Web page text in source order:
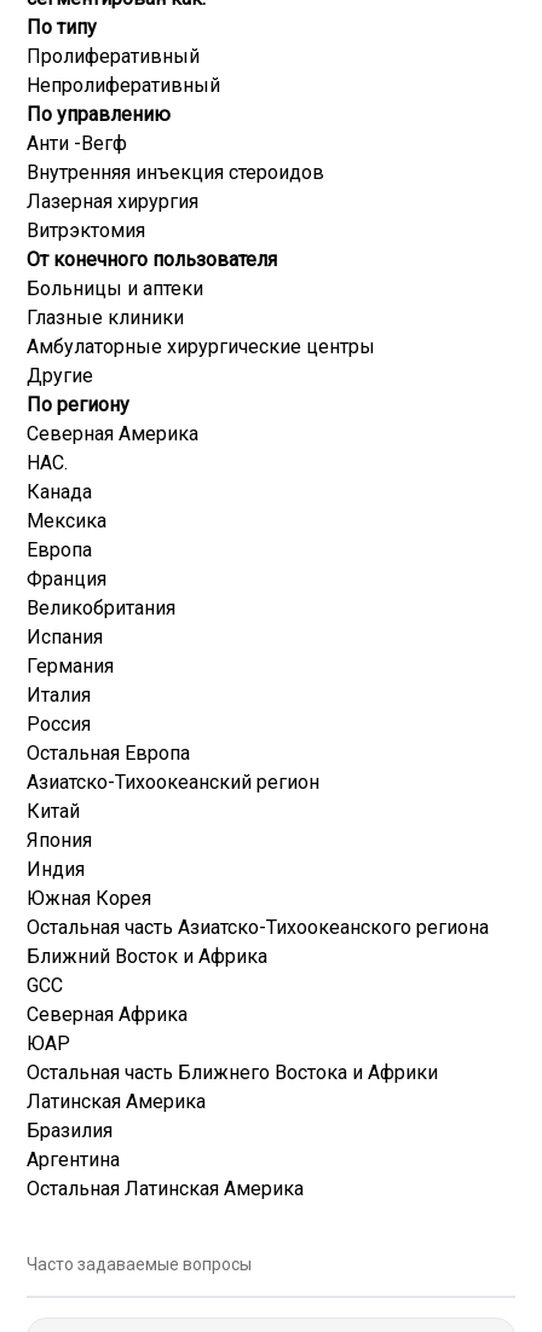
По типу
Пролиферативный
Непролиферативный
По управлению
Анти -Вегф
Внутренняя инъекция стероидов
Лазерная хирургия
Витрэктомия
От конечного пользователя
Больницы и аптеки
Глазные клиники
Амбулаторные хирургические центры
Другие
По региону
Северная Америка
НАС.
Канада
Мексика
Европа
Франция
Великобритания
Испания
Германия
Италия
Россия
Остальная Европа
Азиатско-Тихоокеанский регион
Китай
Япония
Индия
Южная Корея
Остальная часть Азиатско-Тихоокеанского региона
Ближний Восток и Африка
GCC
Северная Африка
ЮАР
Остальная часть Ближнего Востока и Африки
Латинская Америка
Бразилия
Аргентина
Остальная Латинская Америка
Часто задаваемые вопросы